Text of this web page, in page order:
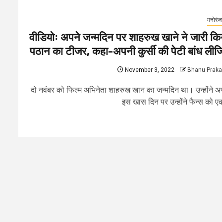
वीडियोः अपने जन्मदिन पर शाहरुख खाने ने जारी
पठान का टीजर, कहा-अपनी कुर्सी की पेटी बांध
November 3, 2022 Bhanu
दो नवंबर को फिल्म अभिनेता शाहरुख खान का जन्मदिन था। उन्होंने
इस खास दिन पर उन्होंने फैन्स को